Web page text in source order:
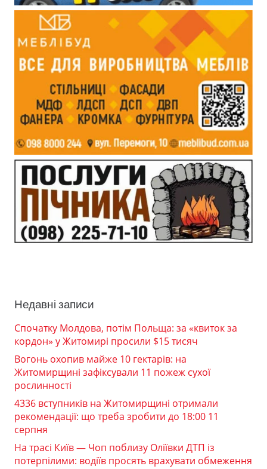
Недавні записи
Спочатку Молдова, потім Польща: за «квиток за
кордон» у Житомирі просили $15 тисяч
Вогонь охопив майже 10 гектарів: на
Житомирщині зафіксували 11 пожеж сухої
рослинності
4336 вступників на Житомирщині отримали
рекомендації: що треба зробити до 18:00 11
серпня
На трасі Київ — Чоп поблизу Оліївки ДТП із
потерпілими: водіїв просять врахувати обмеження